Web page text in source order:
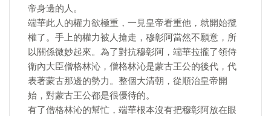
帝身邊的人。
端華此人的權力欲極重，一見皇帝看重他，就開始攬
權了。手上的權力被人搶走，穆彰阿當然不願意，所
以關係微妙起來。為了對抗穆彰阿，端華拉攏了領侍
衛內大臣僧格林沁，僧格林沁是蒙古王公的後代，代
表著蒙古那邊的勢力。整個大清朝，從順治皇帝開
始，對蒙古王公都是很優待的。
有了僧格林沁的幫忙，端華根本沒有把穆彰阿放在眼